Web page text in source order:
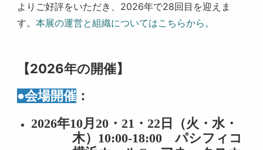
よりご好評をいただき、2026年で28回目を迎えま
す。本展の運営と組織についてはこちらから。
【2026年の開催】
●会場開催 ：
2026年10月 20 ・ 21 ・ 22 日（火・水・
木） 10:00-18:00 パシフィコ